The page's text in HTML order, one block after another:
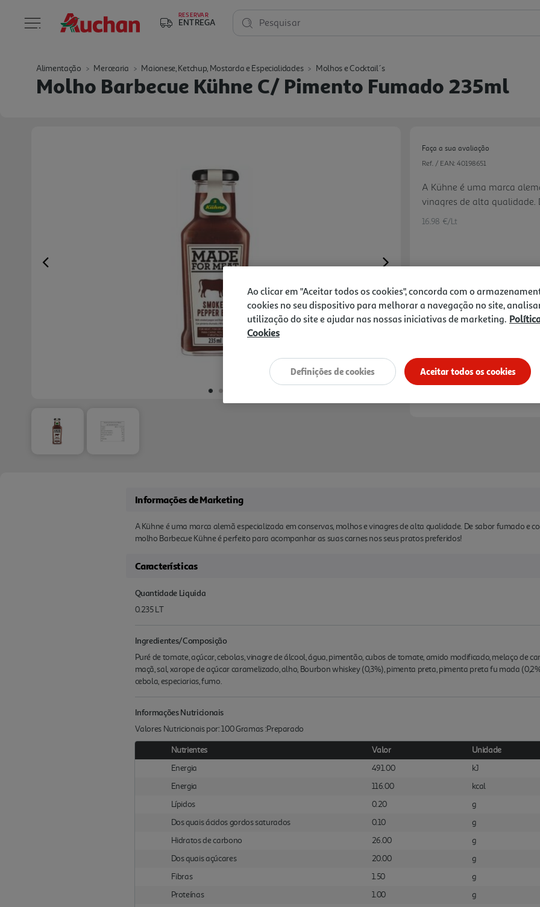
RESERVAR
ENTREGA Pesquisar
Alimentação Mercearia Maionese, Ketchup, Mostarda e Especialidades Molhos e Cocktail´s
Molho Barbecue Kühne C/ Pimento Fumado 235ml
Previous Next
Faça a sua avaliação
Ref. / EAN: 40198651
A Kühne é uma marca
vinagres de alta qualidade.
pimento, o molho
16.98 €/Lt
Notas de preparação
Informações de Marketing
A Kühne é uma marca alemã especializada em conservas, molhos e vinagres de alta qualidade. De sabor fumado e
molho Barbecue Kühne é perfeito para acompanhar as suas carnes nos seus pratos preferidos!
Características
Quantidade Liquida
0.235 LT
Ingredientes/Composição
Puré de tomate, açúcar, cebolas, vinagre de álcool, água, pimentão, cubos de tomate, amido modificado, melaço de
maçã, sal, xarope de açúcar caramelizado, alho, Bourbon whiskey (0,3%), pimenta preta, pimenta preta fu mada
cebola, especiarias, fumo.
Informações Nutricionais
Valores Nutricionais por: 100 Gramas :Preparado
Nutrientes Valor
Unidade
Energia
491.00
kJ
Energia
116.00
kcal
Lípidos
0.20
g
Dos quais ácidos gordos saturados
0.10
g
Hidratos de carbono
26.00
g
Dos quais açúcares
20.00
g
Fibras
1.50
g
Proteínas
1.00
g
Ao clicar em "Aceitar todos os cookies", concorda com o
cookies no seu dispositivo para melhorar a navegação no site,
utilização do site e ajudar nas nossas iniciativas de marketing.
Cookies
Aceitar todos os cookies
Definições de cookies